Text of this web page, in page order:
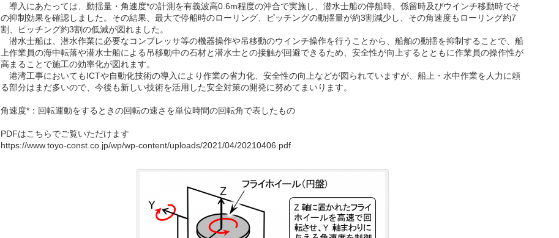
導入にあたっては、動揺量・角速度*の計測を有義波高0.6m程度の沖合で実施し、潜水士船の停船時、係留時及びウインチ移動時でそ
の抑制効果を確認しました。その結果、最大で停船時のローリング、ピッチングの動揺量が約3割減少し、その角速度もローリング約7
割、ピッチング約3割の低減が図れました。
潜水士船は、潜水作業に必要なコンプレッサ等の機器操作や吊移動のウインチ操作を行うことから、船舶の動揺を抑制することで、船
上作業員の海中転落や潜水士船による吊移動中の石材と潜水士との接触が回避できるため、安全性が向上するとともに作業員の操作性が
高まることで施工の効率化が図れます。
港湾工事においてもICTや自動化技術の導入により作業の省力化、安全性の向上などが図られていますが、船上・水中作業を人力に頼
る部分はまだ多いので、今後も新しい技術を活用した安全対策の開発に努めてまいります。
角速度*：回転運動をするときの回転の速さを単位時間の回転角で表したもの
PDFはこちらでご覧いただけます
https://www.toyo-const.co.jp/wp/wp-content/uploads/2021/04/20210406.pdf